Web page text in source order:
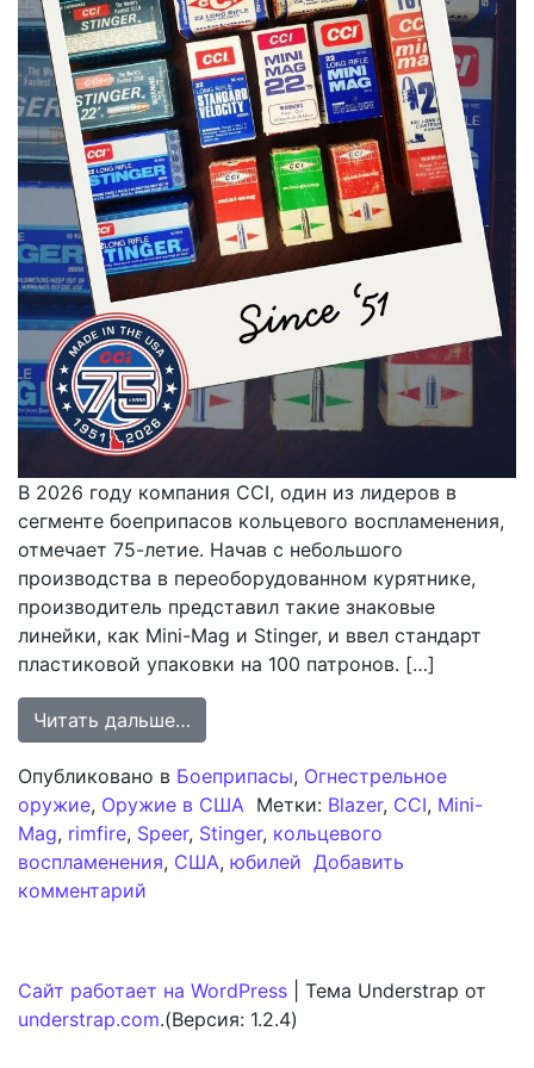
В 2026 году компания CCI, один из лидеров в
сегменте боеприпасов кольцевого воспламенения,
отмечает 75-летие. Начав с небольшого
производства в переоборудованном курятнике,
производитель представил такие знаковые
линейки, как Mini-Mag и Stinger, и ввел стандарт
пластиковой упаковки на 100 патронов. […]
Читать дальше…
Опубликовано в Боеприпасы, Огнестрельное
оружие, Оружие в США Метки: Blazer, CCI, Mini-
Mag, rimfire, Speer, Stinger, кольцевого
воспламенения, США, юбилей Добавить
комментарий
Сайт работает на WordPress
Тема Understrap от
understrap.com.(Версия: 1.2.4)